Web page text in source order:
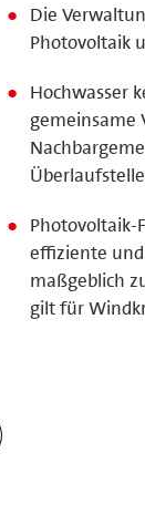
Die
Photovoltaik
Hochwasser
gemeinsame
Photovoltaik-
effiziente
maßgeblich
gilt für